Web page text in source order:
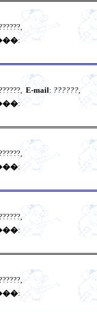
:
E-mail: ??????,
:
:
:
: